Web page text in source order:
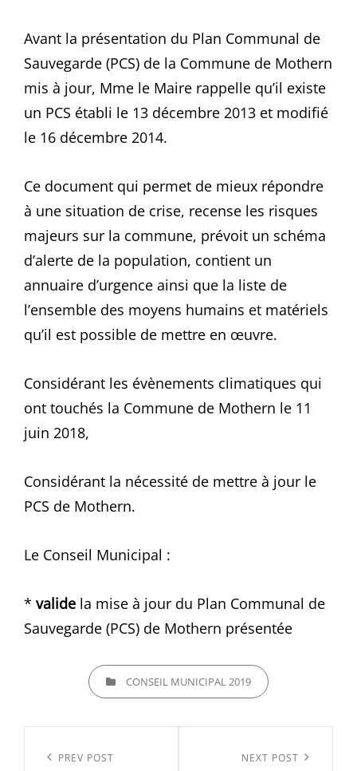
Avant la présentation du Plan Communal de
Sauvegarde (PCS) de la Commune de Mothern
mis à jour, Mme le Maire rappelle qu’il existe
un PCS établi le 13 décembre 2013 et modifié
le 16 décembre 2014.
Ce document qui permet de mieux répondre
à une situation de crise, recense les risques
majeurs sur la commune, prévoit un schéma
d’alerte de la population, contient un
annuaire d’urgence ainsi que la liste de
l’ensemble des moyens humains et matériels
qu’il est possible de mettre en œuvre.
Considérant les évènements climatiques qui
ont touchés la Commune de Mothern le 11
juin 2018,
Considérant la nécessité de mettre à jour le
PCS de Mothern.
Le Conseil Municipal :
* valide la mise à jour du Plan Communal de
Sauvegarde (PCS) de Mothern présentée
CATEGORIESCONSEIL MUNICIPAL 2019
Previous
PREV POST NEXT POST